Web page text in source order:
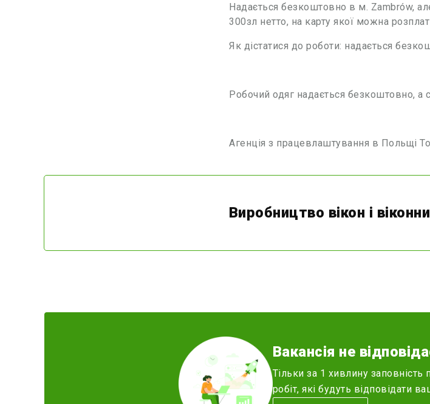
Надається безкоштовно в м. Zambrów,
300зл нетто, на карту якої можна
Як дістатися до роботи: надається
Робочий одяг надається безкоштовно, а
Агенція з працевлаштування в Польщі
Виробництво вікон і
Вакансія не
Тільки за 1 хивлину заповність
робіт, які будуть відповідати